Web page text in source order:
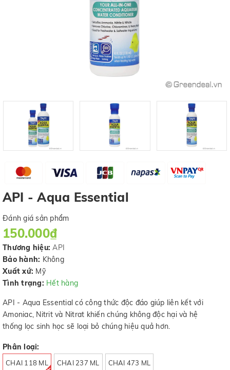
API - Aqua Essential
Đánh giá sản phẩm
150.000₫
Thương hiệu: API
Bảo hành: Không
Xuất xứ: Mỹ
Tình trạng: Hết hàng
API - Aqua Essential có công thức độc đáo giúp liên kết với
Amoniac, Nitrit và Nitrat khiến chúng không độc hại và hệ
thống lọc sinh học sẽ loại bỏ chúng hiệu quả hơn.
Phân loại:
CHAI 118 ML CHAI 237 ML CHAI 473 ML